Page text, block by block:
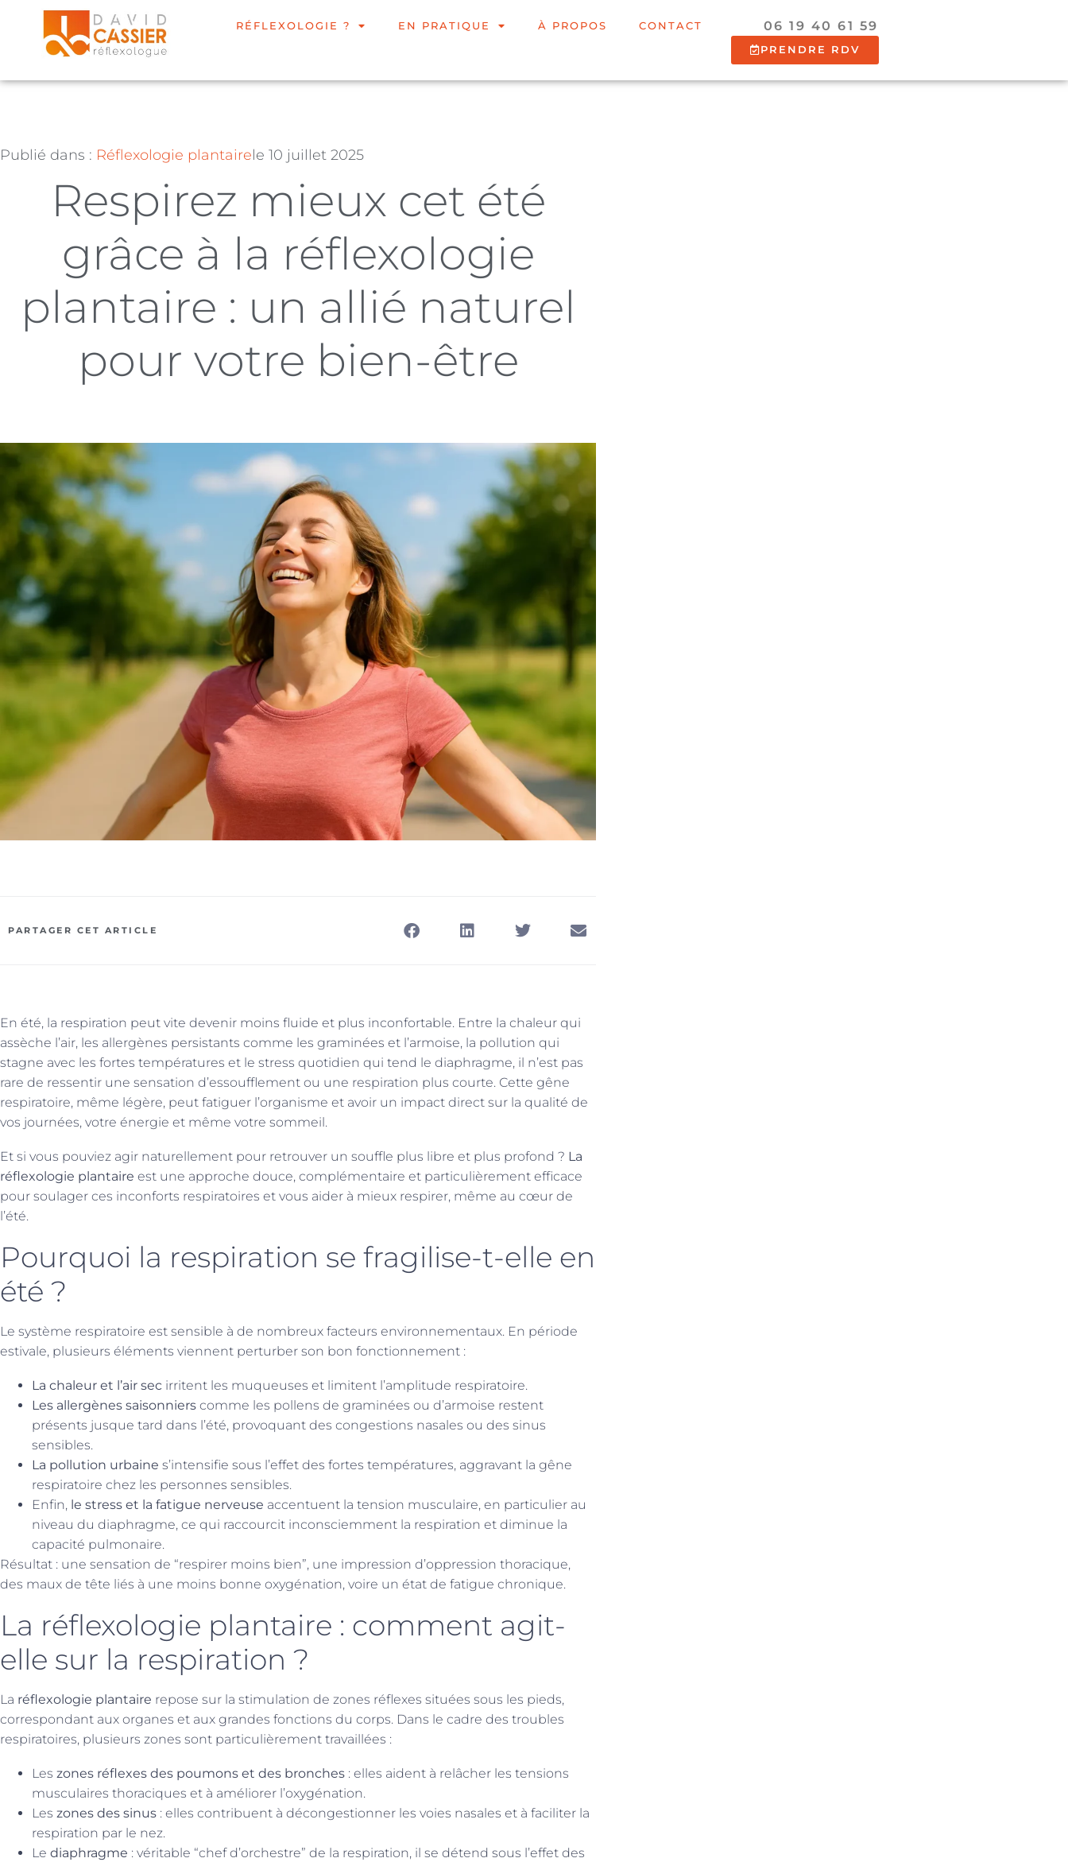
RÉFLEXOLOGIE ? EN PRATIQUE À PROPOS CONTACT 06 19 40 61 59
PRENDRE RDV
Publié dans : Réflexologie plantairele 10 juillet 2025
Respirez mieux cet été
grâce à la réflexologie
plantaire : un allié naturel
pour votre bien-être
PARTAGER CET ARTICLE
En été, la respiration peut vite devenir moins fluide et plus inconfortable. Entre la chaleur qui
assèche l’air, les allergènes persistants comme les graminées et l’armoise, la pollution qui
stagne avec les fortes températures et le stress quotidien qui tend le diaphragme, il n’est pas
rare de ressentir une sensation d’essoufflement ou une respiration plus courte. Cette gêne
respiratoire, même légère, peut fatiguer l’organisme et avoir un impact direct sur la qualité de
vos journées, votre énergie et même votre sommeil.
Et si vous pouviez agir naturellement pour retrouver un souffle plus libre et plus profond ? La
réflexologie plantaire est une approche douce, complémentaire et particulièrement efficace
pour soulager ces inconforts respiratoires et vous aider à mieux respirer, même au cœur de
l’été.
Pourquoi la respiration se fragilise-t-elle en
été ?
Le système respiratoire est sensible à de nombreux facteurs environnementaux. En période
estivale, plusieurs éléments viennent perturber son bon fonctionnement :
La chaleur et l’air sec irritent les muqueuses et limitent l’amplitude respiratoire.
Les allergènes saisonniers comme les pollens de graminées ou d’armoise restent
présents jusque tard dans l’été, provoquant des congestions nasales ou des sinus
sensibles.
La pollution urbaine s’intensifie sous l’effet des fortes températures, aggravant la gêne
respiratoire chez les personnes sensibles.
Enfin, le stress et la fatigue nerveuse accentuent la tension musculaire, en particulier au
niveau du diaphragme, ce qui raccourcit inconsciemment la respiration et diminue la
capacité pulmonaire.
Résultat : une sensation de “respirer moins bien”, une impression d’oppression thoracique,
des maux de tête liés à une moins bonne oxygénation, voire un état de fatigue chronique.
La réflexologie plantaire : comment agit-
elle sur la respiration ?
La réflexologie plantaire repose sur la stimulation de zones réflexes situées sous les pieds,
correspondant aux organes et aux grandes fonctions du corps. Dans le cadre des troubles
respiratoires, plusieurs zones sont particulièrement travaillées :
Les zones réflexes des poumons et des bronches : elles aident à relâcher les tensions
musculaires thoraciques et à améliorer l’oxygénation.
Les zones des sinus : elles contribuent à décongestionner les voies nasales et à faciliter la
respiration par le nez.
Le diaphragme : véritable “chef d’orchestre” de la respiration, il se détend sous l’effet des